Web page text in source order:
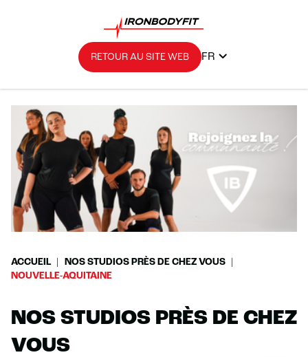
RETOUR AU SITE WEB FR
ACCUEIL
NOS STUDIOS PRÈS DE CHEZ VOUS
NOUVELLE-AQUITAINE
NOS STUDIOS PRÈS DE CHEZ
VOUS